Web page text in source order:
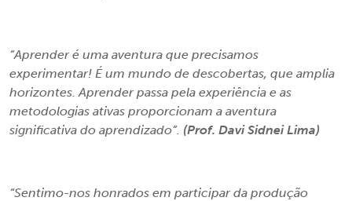
“Aprender é uma aventura que precisamos
experimentar! É um mundo de descobertas, que amplia
horizontes. Aprender passa pela experiência e as
metodologias ativas proporcionam a aventura
significativa do aprendizado”. (Prof. Davi Sidnei Lima)
“Sentimo-nos honrados em participar da produção